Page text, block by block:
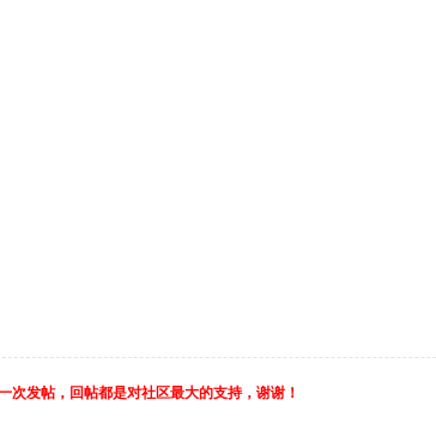
次发帖，回帖都是对社区最大的支持，谢谢！